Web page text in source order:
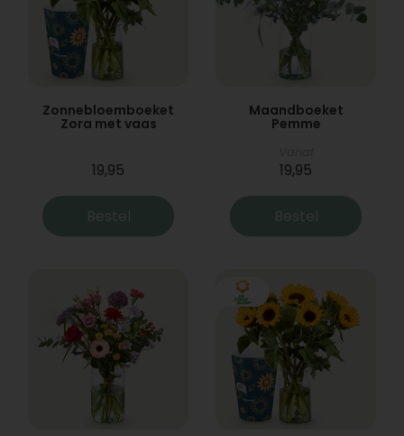
Zonnebloemboeket
Zora met vaas
19,95
Bestel
Maandboeket
Pemme
19,95
Bestel